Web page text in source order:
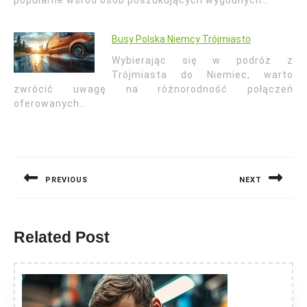
Busy Polska Niemcy Trójmiasto
Wybierając się w podróż z
Trójmiasta do Niemiec, warto
zwrócić uwagę na różnorodność połączeń
oferowanych…
PREVIOUS NEXT
Related Post